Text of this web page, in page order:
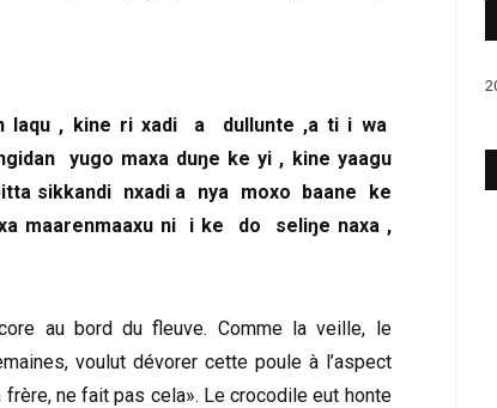
laqu , kine ri xadi a dullunte ,a ti i wa
yugo maxa duŋe ke yi , kine yaagu
sikkandi nxadi a nya moxo baane ke
maarenmaaxu ni i ke do seliŋe naxa ,
au bord du fleuve. Comme la veille, le
voulut dévorer cette poule à l’aspect
ne fait pas cela». Le crocodile eut honte